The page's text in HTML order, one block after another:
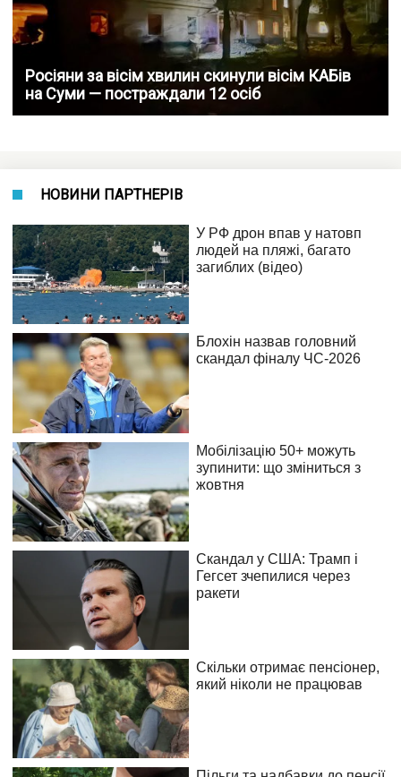
Росіяни за вісім хвилин скинули вісім КАБів
на Суми — постраждали 12 осіб
НОВИНИ ПАРТНЕРІВ